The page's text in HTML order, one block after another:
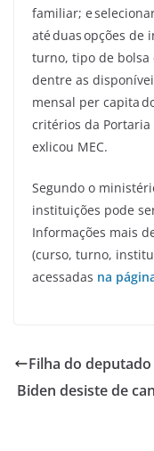
familiar; e
até duas opções de
turno, tipo de bolsa
dentre as
mensal per capita
critérios da Portaria
exlicou MEC.
Segundo o
instituições pode
Informações mais
(curso, turno,
acessadas na
Filha do
Biden desiste de